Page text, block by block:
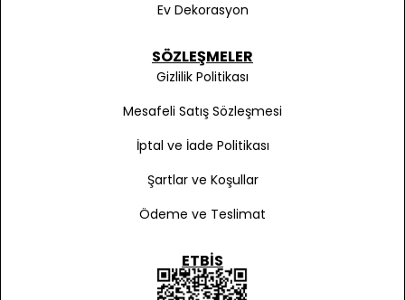
Ev Dekorasyon
SÖZLEŞMELER
Gizlilik Politikası
Mesafeli Satış Sözleşmesi
İptal ve İade Politikası
Şartlar ve Koşullar
Ödeme ve Teslimat
ETBIS